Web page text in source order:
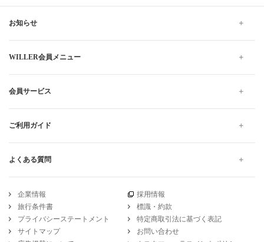
お知らせ
WILLER会員メニュー
会員サービス
ご利用ガイド
よくある質問
企業情報
採用情報
旅行条件書
標識・約款
プライバシーステートメント
特定商取引法に基づく表記
サイトマップ
お問い合わせ